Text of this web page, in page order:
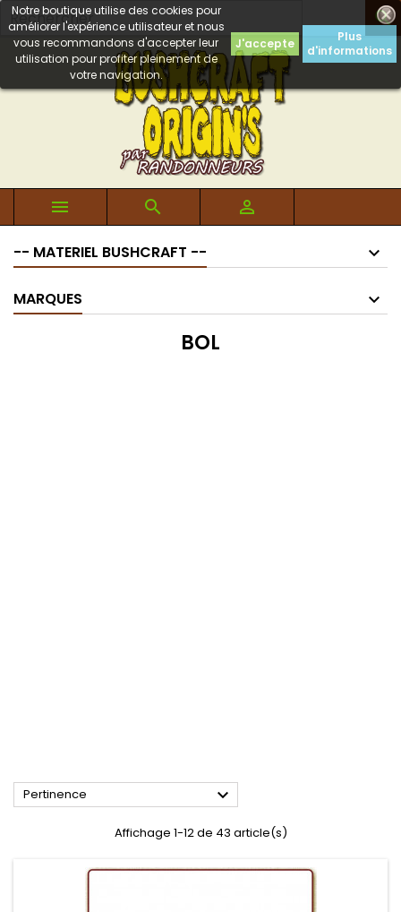

Notre boutique utilise des cookies pour
améliorer l'expérience utilisateur et nous
vous recommandons d'accepter leur
utilisation pour profiter pleinement de
votre navigation.
J'accepte
Plus
d'informations
  
-- MATERIEL BUSHCRAFT --
MARQUES
BOL
Pertinence 
Affichage 1-12 de 43 article(s)